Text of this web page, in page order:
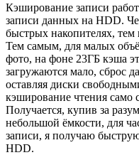
Кэширование записи
записи данных на HDD.
быстрых накопителях,
Тем самым, для малых
фото, на фоне 23ГБ кэша
загружаются мало, сброс
оставляя диски
кэширование чтения само
Получается, купив за
небольшой ёмкости, для
записи, я получаю
HDD.